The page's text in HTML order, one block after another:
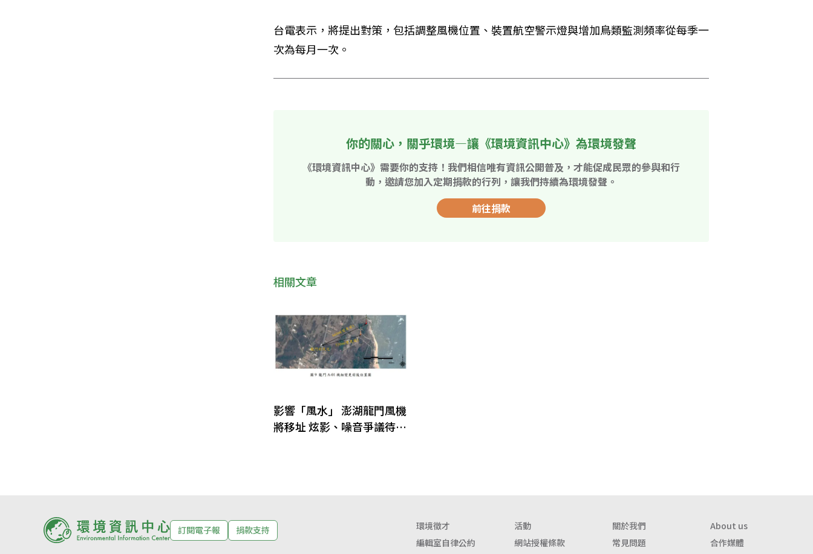
台電表示，將提出對策，包括調整風機位置、裝置航空警示燈與增加鳥類監測頻率從每季一
次為每月一次。
你的關心，關乎環境—讓《環境資訊中心》為環境發聲
《環境資訊中心》需要你的支持！我們相信唯有資訊公開普及，才能促成民眾的參與和行
動，邀請您加入定期捐款的行列，讓我們持續為環境發聲。
前往捐款
相關文章
影響「風水」 澎湖龍門風機
將移址 炫影、噪音爭議待溝
訂閱電子報 捐款支持 環境徵才 活動 關於我們
About us
編輯室自律公約
網站授權條款 常見問題
合作媒體